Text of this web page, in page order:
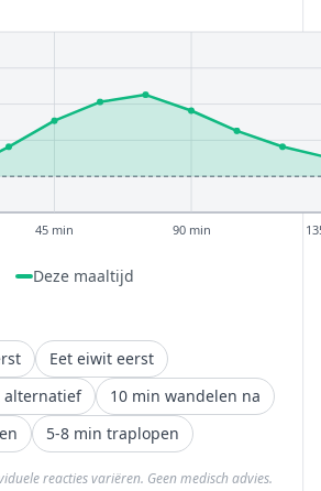
45 min 90 min
Deze maaltijd
Eet eiwit eerst
alternatief
10 min wandelen na
5-8 min traplopen
reacties variëren. Geen medisch advies.